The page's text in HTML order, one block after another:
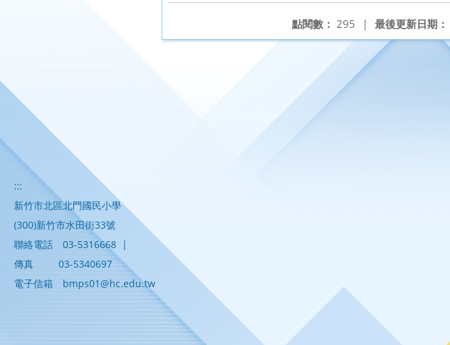
最後更新日期：
點閱數： 295 |
:::
新竹市北區北門國民小學
(300)新竹市水田街33號
聯絡電話
03-5316668 |
傳真
03-5340697
電子信箱
bmps01@hc.edu.tw